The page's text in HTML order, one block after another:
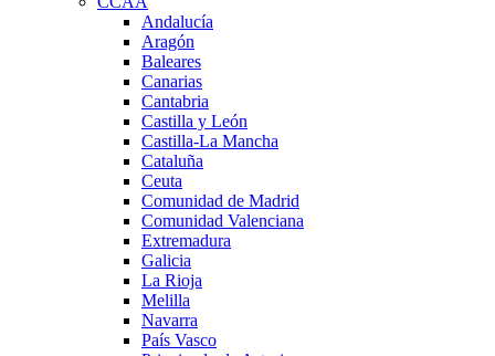
Andalucía
Aragón
Baleares
Canarias
Cantabria
Castilla y León
Castilla-La Mancha
Cataluña
Ceuta
Comunidad de Madrid
Comunidad Valenciana
Extremadura
Galicia
La Rioja
Melilla
Navarra
País Vasco